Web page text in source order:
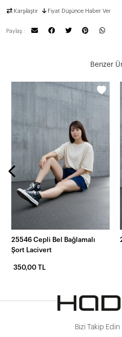
Karşılaştır Fiyat Düşünce Haber Ver
Paylaş :
Benzer
25546 Cepli Bel Bağlamalı
Şort Lacivert
350,00 TL
Bizi Takip Edin